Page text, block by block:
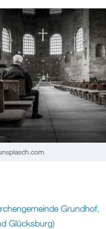
Grundhof,
Glücksburg)